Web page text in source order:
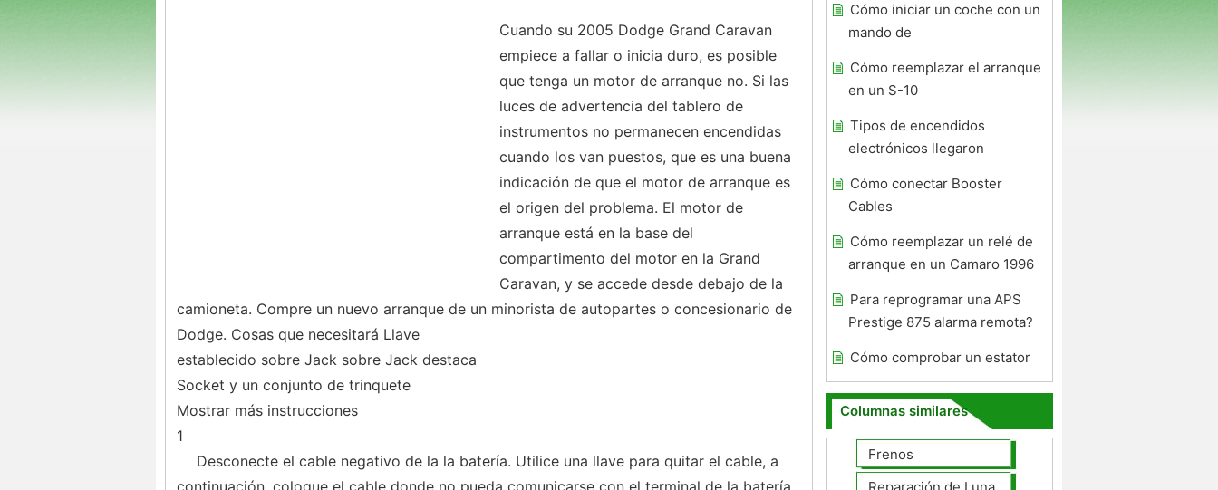
Cuando su 2005 Dodge Grand Caravan
empiece a fallar o inicia duro, es posible
que tenga un motor de arranque no. Si las
luces de advertencia del tablero de
instrumentos no permanecen encendidas
cuando los van puestos, que es una buena
indicación de que el motor de arranque es
el origen del problema. El motor de
arranque está en la base del
compartimento del motor en la Grand
Caravan, y se accede desde debajo de la
camioneta. Compre un nuevo arranque de un minorista de autopartes o concesionario de
Dodge. Cosas que necesitará Llave
establecido sobre Jack sobre Jack destaca
Socket y un conjunto de trinquete
Mostrar más instrucciones
1
Desconecte el cable negativo de la la batería. Utilice una llave para quitar el cable, a
continuación, coloque el cable donde no pueda comunicarse con el terminal de la batería.
Cómo iniciar un coche con un
mando de
Cómo reemplazar el arranque
en un S-10
Tipos de encendidos
electrónicos llegaron
Cómo conectar Booster
Cables
Cómo reemplazar un relé de
arranque en un Camaro 1996
Para reprogramar una APS
Prestige 875 alarma remota?
Cómo comprobar un estator
Columnas similares
Frenos